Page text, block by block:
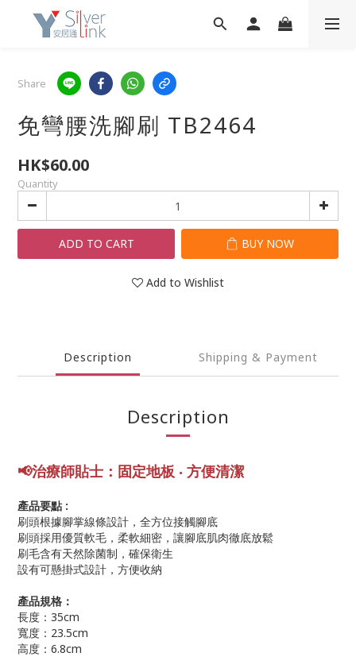
Share
免彎腰洗腳刷 TB2464
HK$60.00
Quantity
ADD TO CART BUY NOW
Add to Wishlist
Description Shipping & Payment
Description
📢治療師貼士 ：固定地板 ‧ 方便清潔
產品要點 :
刷頭根據腳掌線條設計，全方位接觸腳底
刷頭採用優質軟毛，柔軟細密，讓腳底肌肉徹底放鬆
刷毛含有天然除菌制，確保衛生
設有可懸掛式設計，方便收納
產品規格：
長度：35cm
寬度：23.5cm
高度：6.8cm